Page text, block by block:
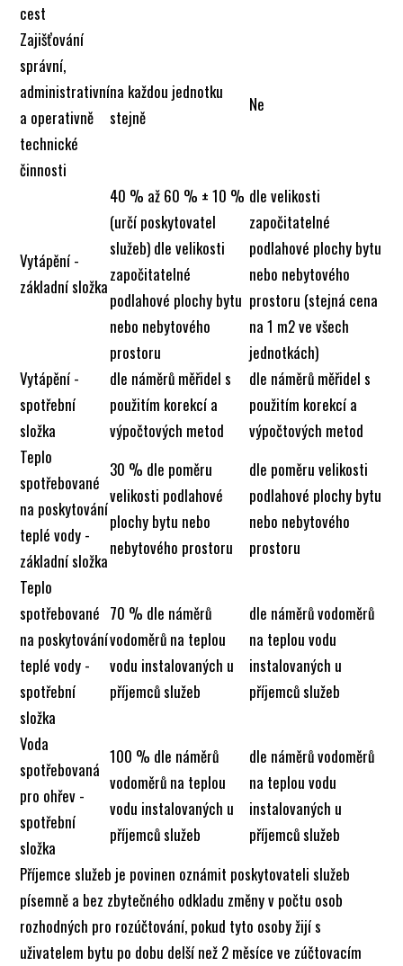
cest
Zajišťování
správní,
administrativní
a operativně
technické
činnosti
na každou jednotku
stejně
Ne
Vytápění -
základní složka
40 % až 60 % ± 10 %
(určí poskytovatel
služeb) dle velikosti
započitatelné
podlahové plochy bytu
nebo nebytového
prostoru
dle velikosti
započitatelné
podlahové plochy bytu
nebo nebytového
prostoru (stejná cena
na 1 m2 ve všech
jednotkách)
Vytápění -
spotřební
složka
dle náměrů měřidel s
použitím korekcí a
výpočtových metod
dle náměrů měřidel s
použitím korekcí a
výpočtových metod
Teplo
spotřebované
na poskytování
teplé vody -
základní složka
30 % dle poměru
velikosti podlahové
plochy bytu nebo
nebytového prostoru
dle poměru velikosti
podlahové plochy bytu
nebo nebytového
prostoru
Teplo
spotřebované
na poskytování
teplé vody -
spotřební
složka
70 % dle náměrů
vodoměrů na teplou
vodu instalovaných u
příjemců služeb
dle náměrů vodoměrů
na teplou vodu
instalovaných u
příjemců služeb
Voda
spotřebovaná
pro ohřev -
spotřební
složka
100 % dle náměrů
vodoměrů na teplou
vodu instalovaných u
příjemců služeb
dle náměrů vodoměrů
na teplou vodu
instalovaných u
příjemců služeb
Příjemce služeb je povinen oznámit poskytovateli služeb
písemně a bez zbytečného odkladu změny v počtu osob
rozhodných pro rozúčtování, pokud tyto osoby žijí s
uživatelem bytu po dobu delší než 2 měsíce ve zúčtovacím